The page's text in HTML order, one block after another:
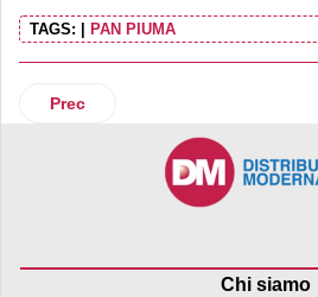
TAGS: PAN PIUMA
Articolo precedente: Ferrero
Prec
Chi siamo